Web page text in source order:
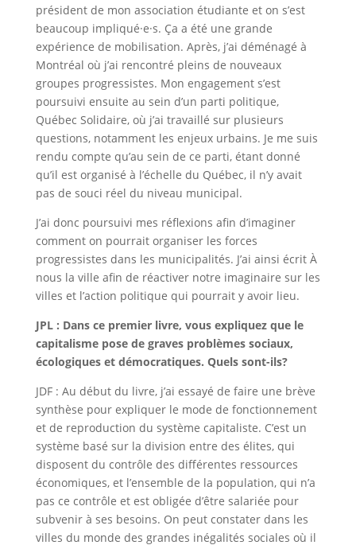
président de mon association étudiante et on s’est
beaucoup impliqué·e·s. Ça a été une grande
expérience de mobilisation. Après, j’ai déménagé à
Montréal où j’ai rencontré pleins de nouveaux
groupes progressistes. Mon engagement s’est
poursuivi ensuite au sein d’un parti politique,
Québec Solidaire, où j’ai travaillé sur plusieurs
questions, notamment les enjeux urbains. Je me suis
rendu compte qu’au sein de ce parti, étant donné
qu’il est organisé à l’échelle du Québec, il n’y avait
pas de souci réel du niveau municipal.
J’ai donc poursuivi mes réflexions afin d’imaginer
comment on pourrait organiser les forces
progressistes dans les municipalités. J’ai ainsi écrit À
nous la ville afin de réactiver notre imaginaire sur les
villes et l’action politique qui pourrait y avoir lieu.
JPL : Dans ce premier livre, vous expliquez que le
capitalisme pose de graves problèmes sociaux,
écologiques et démocratiques. Quels sont-ils?
JDF : Au début du livre, j’ai essayé de faire une brève
synthèse pour expliquer le mode de fonctionnement
et de reproduction du système capitaliste. C’est un
système basé sur la division entre des élites, qui
disposent du contrôle des différentes ressources
économiques, et l’ensemble de la population, qui n’a
pas ce contrôle et est obligée d’être salariée pour
subvenir à ses besoins. On peut constater dans les
villes du monde des grandes inégalités sociales où il